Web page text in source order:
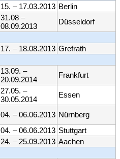
15. – 17.03.2013 Berlin
31.08 –
08.09.2013
Düsseldorf
17. – 18.08.2013 Grefrath
13.09. –
20.09.2014
Frankfurt
27.05. –
30.05.2014
Essen
04. – 06.06.2013 Nürnberg
04. – 06.06.2013 Stuttgart
24. – 25.09.2013 Aachen